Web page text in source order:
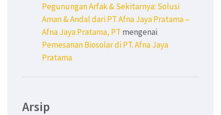
Pegunungan Arfak & Sekitarnya: Solusi
Aman & Andal dari PT Afna Jaya Pratama –
Afna Jaya Pratama, PT mengenai
Pemesanan Biosolar di PT. Afna Jaya
Pratama
Arsip